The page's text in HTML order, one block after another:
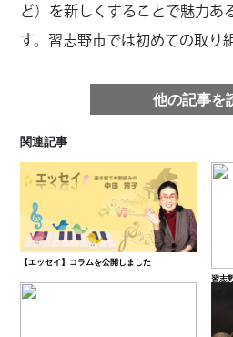
ど）を新しくすることで魅力あ
す。習志野市では初めての取り
他の記事を
関連記事
【エッセイ】コラムを公開しました
習志
が紹